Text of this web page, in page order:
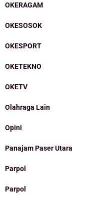
OKERAGAM
OKESOSOK
OKESPORT
OKETEKNO
OKETV
Olahraga Lain
Opini
Panajam Paser Utara
Parpol
Parpol